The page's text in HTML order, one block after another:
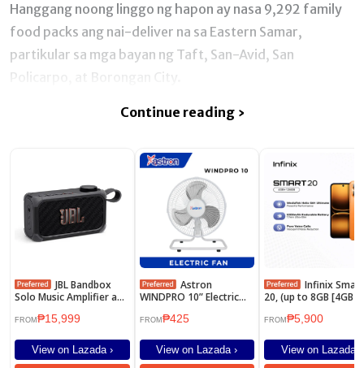
Hanggang noong linggo ng hapon ay nasa 9,292 family
food packs ang nai-deliver na sa Eastern Samar,
partikular sa mga bayan ng Taft, San-Avid, San
Policarpo, at Borongan City.
Continue reading ›
JBL Bandbox
Solo Music Amplifier and
FROM ₱15,999
View on Lazada ›
WINDPRO 10” Electric
Metal Blade
FROM ₱425
View on Lazada ›
Infinix Smart
20, (up to 8GB [4GB +
G81 Ultimate | Pure
Noise Cancellation |
120Hz Smooth
FROM₱5,900
View on Lazada ›